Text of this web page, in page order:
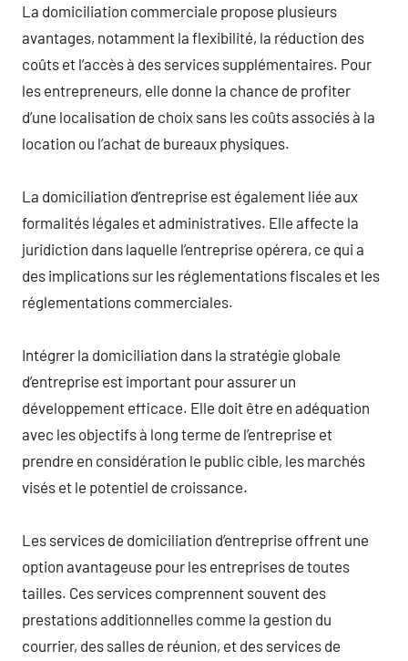
La domiciliation commerciale propose plusieurs
avantages, notamment la flexibilité, la réduction des
coûts et l’accès à des services supplémentaires. Pour
les entrepreneurs, elle donne la chance de profiter
d’une localisation de choix sans les coûts associés à la
location ou l’achat de bureaux physiques.
La domiciliation d’entreprise est également liée aux
formalités légales et administratives. Elle affecte la
juridiction dans laquelle l’entreprise opérera, ce qui a
des implications sur les réglementations fiscales et les
réglementations commerciales.
Intégrer la domiciliation dans la stratégie globale
d’entreprise est important pour assurer un
développement efficace. Elle doit être en adéquation
avec les objectifs à long terme de l’entreprise et
prendre en considération le public cible, les marchés
visés et le potentiel de croissance.
Les services de domiciliation d’entreprise offrent une
option avantageuse pour les entreprises de toutes
tailles. Ces services comprennent souvent des
prestations additionnelles comme la gestion du
courrier, des salles de réunion, et des services de